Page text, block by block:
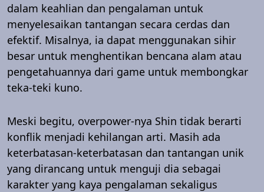
dalam keahlian dan pengalaman untuk
menyelesaikan tantangan secara cerdas dan
efektif. Misalnya, ia dapat menggunakan sihir
besar untuk menghentikan bencana alam atau
pengetahuannya dari game untuk membongkar
teka-teki kuno.
Meski begitu, overpower-nya Shin tidak berarti
konflik menjadi kehilangan arti. Masih ada
keterbatasan-keterbatasan dan tantangan unik
yang dirancang untuk menguji dia sebagai
karakter yang kaya pengalaman sekaligus